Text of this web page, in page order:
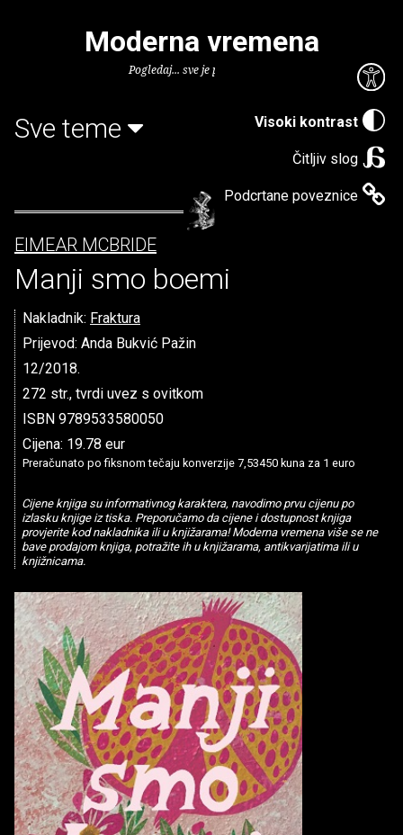
Visoki kontrast
Čitljiv slog
Podcrtane poveznice
Moderna vremena
Pogledaj... sve je puno knjiga.
Sve teme
EIMEAR MCBRIDE
Manji smo boemi
Nakladnik: Fraktura
Prijevod: Anda Bukvić Pažin
12/2018.
272 str., tvrdi uvez s ovitkom
ISBN 9789533580050
Cijena: 19.78 eur
Preračunato po fiksnom tečaju konverzije 7,53450 kuna za 1 euro
Cijene knjiga su informativnog karaktera, navodimo prvu cijenu po
izlasku knjige iz tiska. Preporučamo da cijene i dostupnost knjiga
provjerite kod nakladnika ili u knjižarama! Moderna vremena više se ne
bave prodajom knjiga, potražite ih u knjižarama, antikvarijatima ili u
knjižnicama.